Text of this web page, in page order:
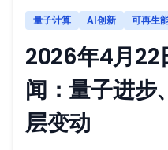
量子计算 AI创新 可再生
2026年4月22
闻：量子进步
层变动